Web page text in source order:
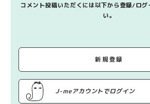
コメント投稿いただくには以下から登録/ログ
い。
新規登録
J-meアカウントでログイン